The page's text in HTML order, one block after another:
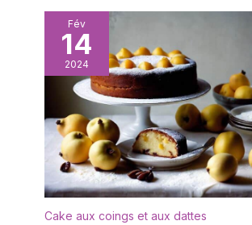
vous
finition
bleues pour
ambiance
fascinante.
à votre table
seulement un
regard absolu,
une
harmonieuse.
cadeau
: en tant que
décent, ce
Fév
14
2024
Cake aux coings et aux dattes